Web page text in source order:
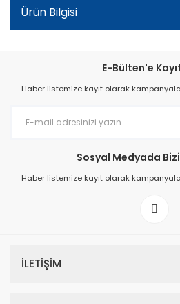
Ürün Bilgisi
E-Bülten'e
Haber listemize kayıt olarak
Sosyal Medyada
Haber listemize kayıt olarak
İLETİŞİM